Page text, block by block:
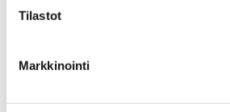
Tilastot
Markkinointi
paivi.pohjanheimo@chamber.fi